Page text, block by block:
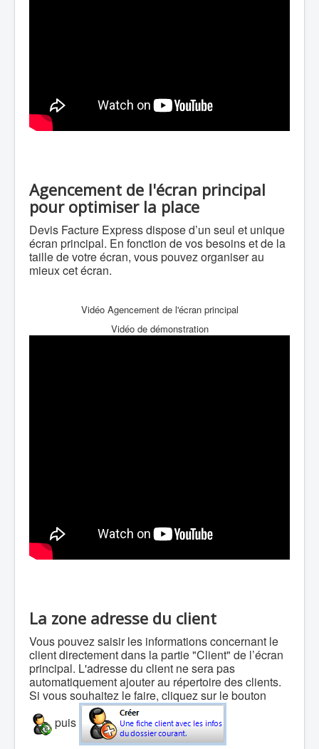
Agencement de l'écran principal
pour optimiser la place
Devis Facture Express dispose d’un seul et unique
écran principal. En fonction de vos besoins et de la
taille de votre écran, vous pouvez organiser au
mieux cet écran.
Vidéo Agencement de l'écran principal
Vidéo de démonstration
La zone adresse du client
Vous pouvez saisir les informations concernant le
client directement dans la partie "Client" de l’écran
principal. L'adresse du client ne sera pas
automatiquement ajouter au répertoire des clients.
Si vous souhaitez le faire, cliquez sur le bouton
puis